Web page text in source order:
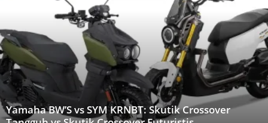
Yamaha BW’S vs SYM KRNBT: Skutik Crossover